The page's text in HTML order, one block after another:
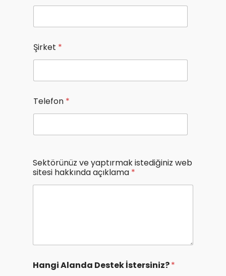
Şirket *
Telefon *
Sektörünüz ve yaptırmak istediğiniz web
sitesi hakkında açıklama *
Hangi Alanda Destek İstersiniz?*